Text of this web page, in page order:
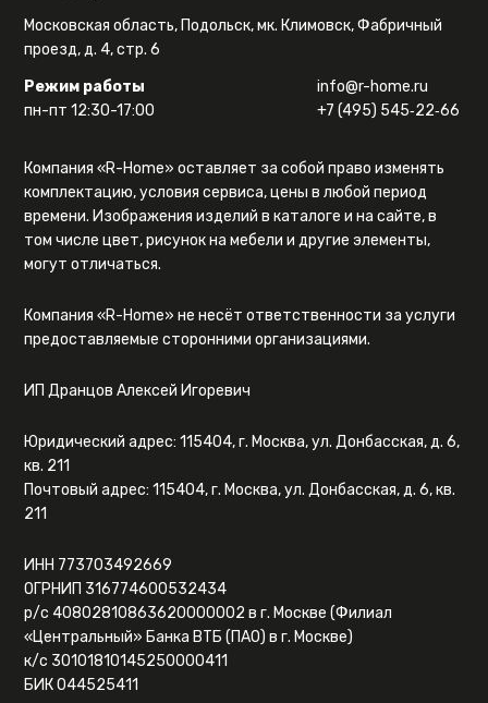
Московская область, Подольск, мк. Климовск, Фабричный
проезд, д. 4, стр. 6
Режим работы
пн-пт 12:30-17:00
info@r-home.ru
+7 (495) 545‑22‑66
Компания «R-Home» оставляет за собой право изменять
комплектацию, условия сервиса, цены в любой период
времени. Изображения изделий в каталоге и на сайте, в
том числе цвет, рисунок на мебели и другие элементы,
могут отличаться.
Компания «R-Home» не несёт ответственности за услуги
предоставляемые сторонними организациями.
ИП Дранцов Алексей Игоревич
Юридический адрес: 115404, г. Москва, ул. Донбасская, д. 6,
кв. 211
Почтовый адрес: 115404, г. Москва, ул. Донбасская, д. 6, кв.
211
ИНН 773703492669
ОГРНИП 316774600532434
р/с 40802810863620000002 в г. Москве (Филиал
«Центральный» Банка ВТБ (ПАО) в г. Москве)
к/с 30101810145250000411
БИК 044525411